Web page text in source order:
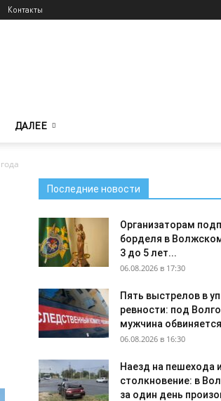
Контакты
ДАЛЕЕ
Последние новости
Организаторам
борделя в
3 до 5 лет...
06.08.2026 в 17:30
Пять выстрелов в
ревности: под
мужчина
06.08.2026 в 16:30
Наезд на пешехода и
столкновение: в
за один день